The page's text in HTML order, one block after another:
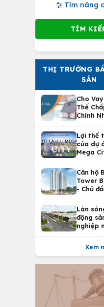
Tìm nâng
THỊ TRƯỜNG
SẢN
Cho
Thế
Chính
Nhà Tại
Lợi thế
của dự
Mega
Căn hộ
Tower
- Chủ
Làn
động
nghiệp
Xem